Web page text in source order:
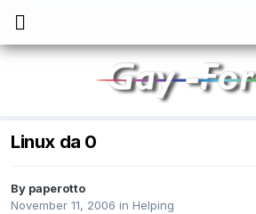
Linux da 0
By paperotto
November 11, 2006 in Helping